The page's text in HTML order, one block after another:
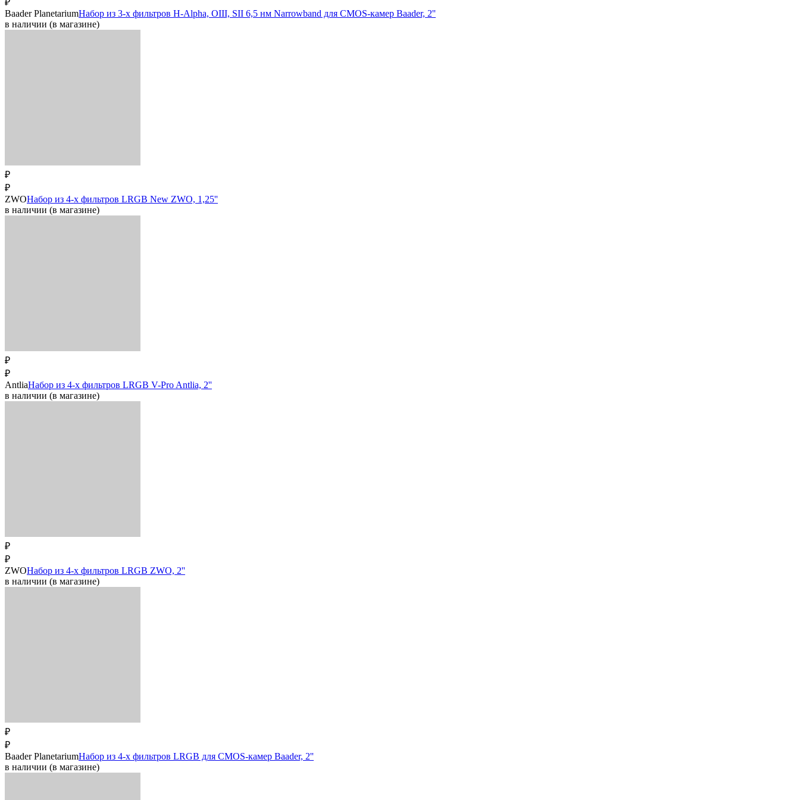
Baader PlanetariumНабор из 3-х фильтров H-Alpha, OIII, SII 6,5 нм Narrowband для CMOS-камер Baader, 2''
в наличии (в магазине)
₽
₽
ZWOНабор из 4-х фильтров LRGB New ZWO, 1,25''
в наличии (в магазине)
₽
₽
AntliaНабор из 4-х фильтров LRGB V-Pro Antlia, 2''
в наличии (в магазине)
₽
₽
ZWOНабор из 4-х фильтров LRGB ZWO, 2''
в наличии (в магазине)
₽
₽
Baader PlanetariumНабор из 4-х фильтров LRGB для CMOS-камер Baader, 2''
в наличии (в магазине)